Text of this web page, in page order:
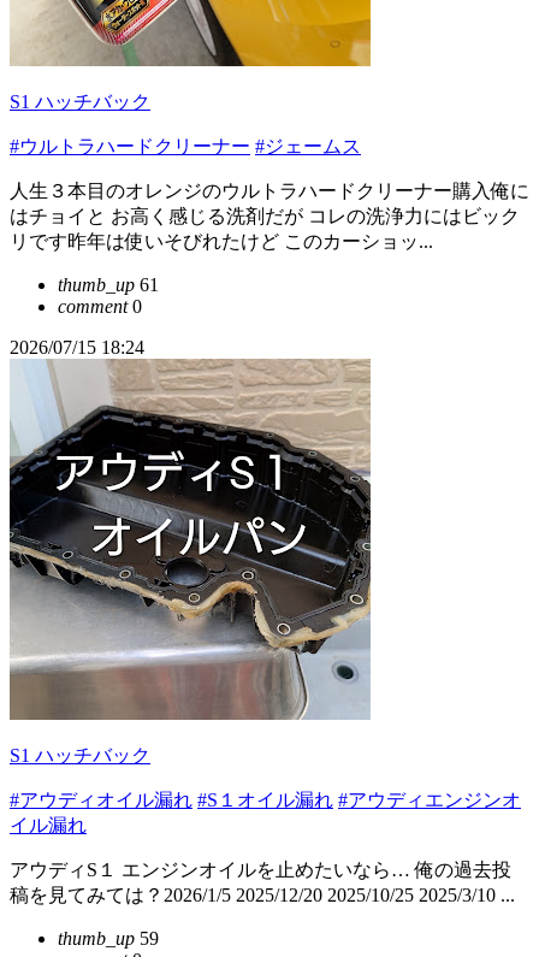
S1 ハッチバック
#ウルトラハードクリーナー #ジェームス
人生３本目のオレンジのウルトラハードクリーナー購入俺に
はチョイと お高く感じる洗剤だが コレの洗浄力にはビック
リです昨年は使いそびれたけど このカーショッ...
thumb_up 61
comment0
2026/07/15 18:24
S1 ハッチバック
#アウディオイル漏れ #S１オイル漏れ #アウディエンジンオ
イル漏れ
アウディS１ エンジンオイルを止めたいなら… 俺の過去投
稿を見てみては？2026/1/5 2025/12/20 2025/10/25 2025/3/10 ...
thumb_up 59